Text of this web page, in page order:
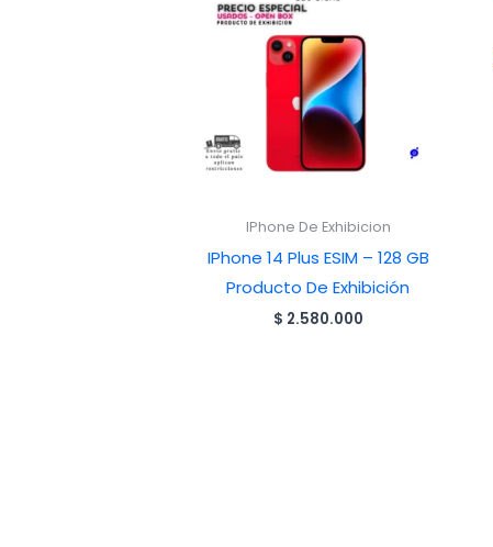
IPhone De Exhibicion
IPhone 14 Plus ESIM – 128 GB
Producto De Exhibición
$ 2.580.000